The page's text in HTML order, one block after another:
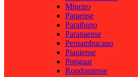
Mineiro
Paraense
Paraibano
Paranaense
Pernambucano
Piauiense
Potiguar
Rondoniense